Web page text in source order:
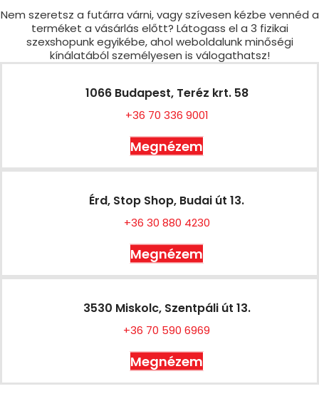
Nem szeretsz a futárra várni, vagy szívesen kézbe vennéd a
terméket a vásárlás előtt? Látogass el a 3 fizikai
szexshopunk egyikébe, ahol weboldalunk minőségi
kínálatából személyesen is válogathatsz!
1066 Budapest, Teréz krt. 58
+36 70 336 9001
Megnézem
Érd, Stop Shop, Budai út 13.
+36 30 880 4230
Megnézem
3530 Miskolc, Szentpáli út 13.
+36 70 590 6969
Megnézem